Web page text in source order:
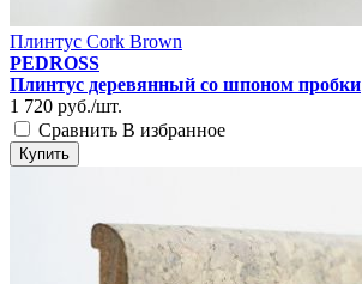
Плинтус Cork Brown
PEDROSS
Плинтус деревянный со шпоном пробки
1 720 руб./шт.
Сравнить В избранное
Купить